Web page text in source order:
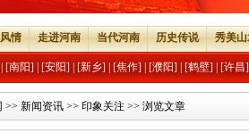
情 走进河南 当代河南 历史传说 秀美
[南阳] [安阳] [新乡] [焦作] [濮阳] [鹤壁] [许昌]
>> 新闻资讯 >> 印象关注 >> 浏览文章